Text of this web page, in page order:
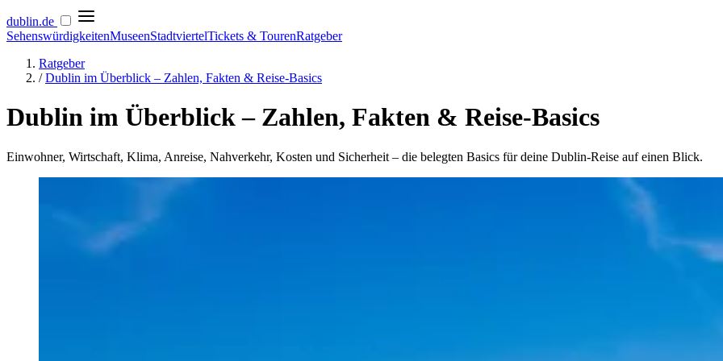
dublin.de
SehenswürdigkeitenMuseenStadtviertelTickets & TourenRatgeber
Ratgeber
/ Dublin im Überblick – Zahlen, Fakten & Reise-Basics
Dublin im Überblick – Zahlen, Fakten & Reise-Basics
Einwohner, Wirtschaft, Klima, Anreise, Nahverkehr, Kosten und Sicherheit – die belegten Basics für deine Dublin-Reise auf einen Blick.